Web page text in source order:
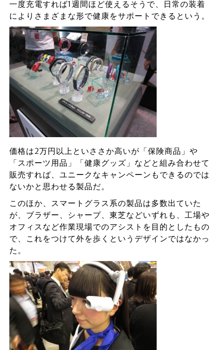
一度充電すれば1週間ほど使えるそうで、日常の装着
によりさまざまな形で健康をサポートできるという。
価格は2万円以上といささか高いが「保険商品」や
「スポーツ用品」「健康グッズ」などと組み合わせて
販売すれば、ユニークなキャンペーンもできるのでは
ないかと思わせる製品だ。
このほか、スマートグラス系の製品は多数出ていた
が、ブラザー、シャープ、東芝などいずれも、工場や
オフィスなど作業現場でのアシストを目的としたもの
で、これをつけて外を歩くというデザインではなかっ
た。